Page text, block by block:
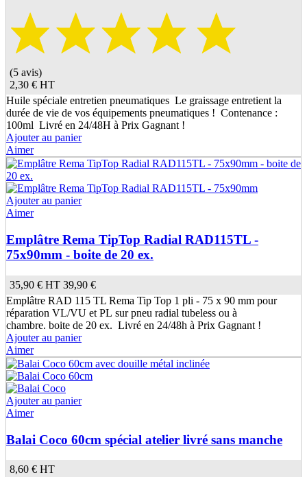
(5 avis)
2,30 € HT
Huile spéciale entretien pneumatiques Le graissage entretient la
durée de vie de vos équipements pneumatiques ! Contenance :
100ml Livré en 24/48H à Prix Gagnant !
Ajouter au panier
Aimer
Ajouter au panier
Aimer
Emplâtre Rema TipTop Radial RAD115TL -
75x90mm - boite de 20 ex.
35,90 € HT 39,90 €
Emplâtre RAD 115 TL Rema Tip Top 1 pli - 75 x 90 mm pour
réparation VL/VU et PL sur pneu radial tubeless ou à
chambre. boite de 20 ex. Livré en 24/48h à Prix Gagnant !
Ajouter au panier
Aimer
Ajouter au panier
Aimer
Balai Coco 60cm spécial atelier livré sans manche
8,60 € HT